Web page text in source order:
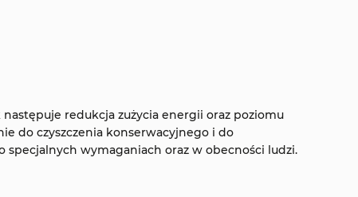
redukcja zużycia energii oraz poziomu
do czyszczenia konserwacyjnego i do
specjalnych wymaganiach oraz w obecności ludzi.